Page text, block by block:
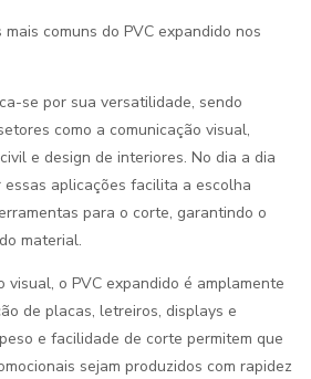
comuns do PVC expandido nos
se por sua versatilidade, sendo
como a comunicação visual,
e design de interiores. No dia a dia
aplicações facilita a escolha
para o corte, garantindo o
material.
visual, o PVC expandido é amplamente
de placas, letreiros, displays e
e facilidade de corte permitem que
sejam produzidos com rapidez